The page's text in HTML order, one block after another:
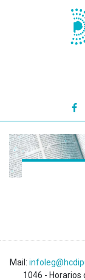

Mail:
1046 - Horarios